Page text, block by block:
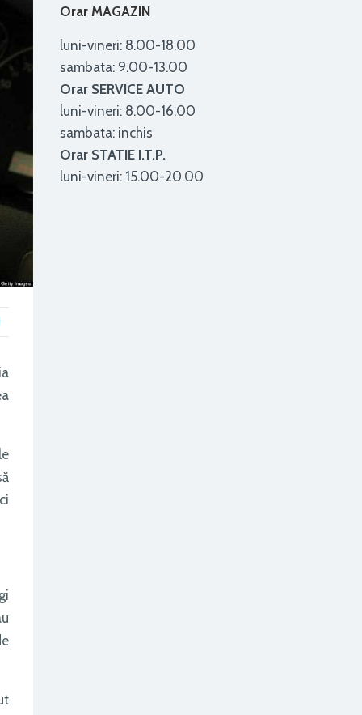
Orar MAGAZIN
luni-vineri: 8.00-18.00
sambata: 9.00-13.00
Orar SERVICE AUTO
luni-vineri: 8.00-16.00
sambata: inchis
Orar STATIE I.T.P.
luni-vineri: 15.00-20.00